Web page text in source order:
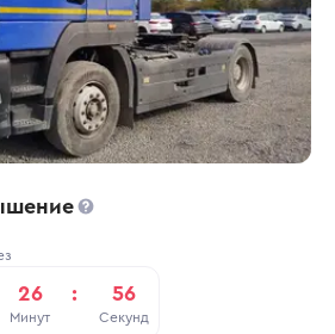
26
Минут
: 56
Секунд